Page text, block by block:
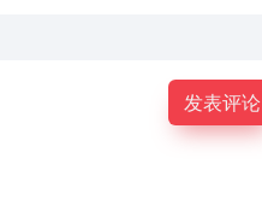
发表评论